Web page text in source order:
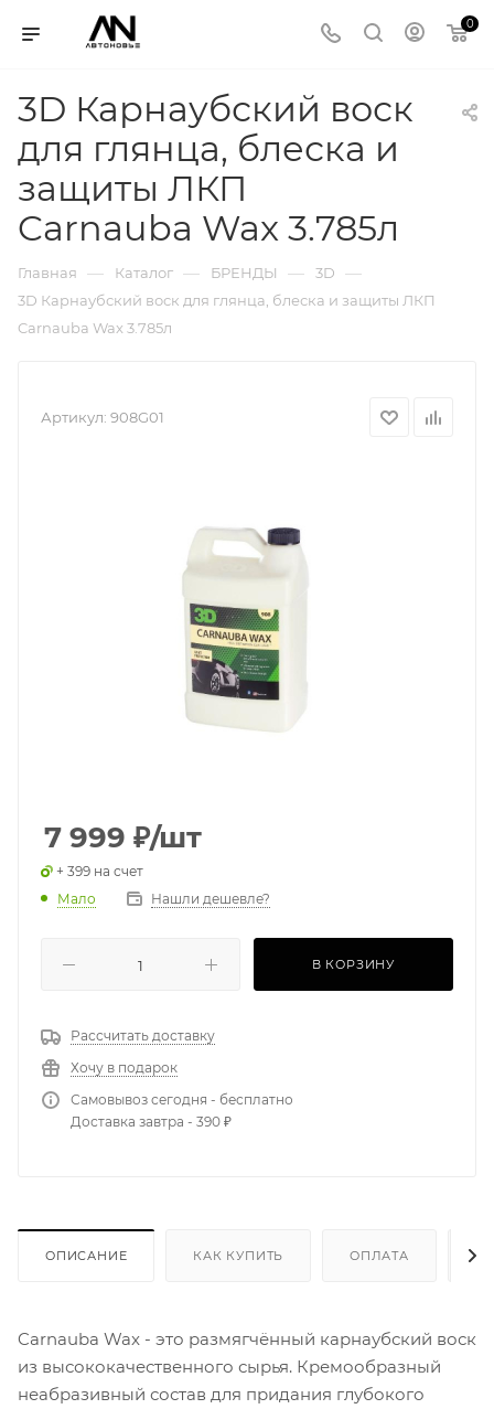
0
3D Карнаубский воск
для глянца, блеска и
защиты ЛКП
Carnauba Wax 3.785л
Главная — Каталог — БРЕНДЫ — 3D —
3D Карнаубский воск для глянца, блеска и защиты ЛКП
Carnauba Wax 3.785л
Артикул: 908G01
7 999 ₽/шт
+ 399 на счет
Мало
Нашли дешевле?
В КОРЗИНУ
Рассчитать доставку
Хочу в подарок
Самовывоз сегодня - бесплатно
Доставка завтра - 390 ₽
ОПИСАНИЕ КАК КУПИТЬ ОПЛАТА
Carnauba Wax - это размягчённый карнаубский воск
из высококачественного сырья. Кремообразный
неабразивный состав для придания глубокого